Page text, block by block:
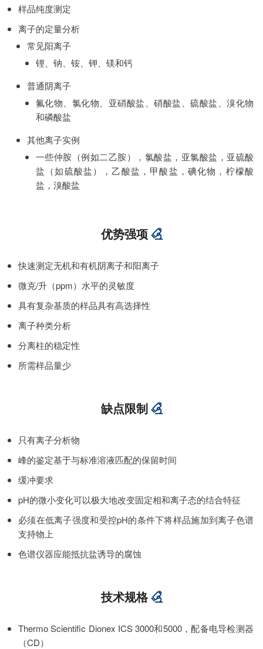
样品纯度测定
离子的定量分析
常见阳离子
锂、钠、铵、钾、镁和钙
普通阴离子
氟化物、氯化物、亚硝酸盐、硝酸盐、硫酸盐、溴化物
和磷酸盐
其他离子实例
一些仲胺（例如二乙胺），氯酸盐，亚氯酸盐，亚硫酸
盐（如硫酸盐），乙酸盐，甲酸盐，碘化物，柠檬酸
盐，溴酸盐
优势强项
快速测定无机和有机阴离子和阳离子
微克/升（ppm）水平的灵敏度
具有复杂基质的样品具有高选择性
离子种类分析
分离柱的稳定性
所需样品量少
缺点限制
只有离子分析物
峰的鉴定基于与标准溶液匹配的保留时间
缓冲要求
pH的微小变化可以极大地改变固定相和离子态的结合特征
必须在低离子强度和受控pH的条件下将样品施加到离子色谱
支持物上
色谱仪器应能抵抗盐诱导的腐蚀
技术规格
Thermo Scientific Dionex ICS 3000和5000，配备电导检测器
（CD）